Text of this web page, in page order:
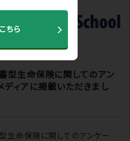
ちら
型生命保険に関してのアン
ディアに掲載いただきまし
生命保険に関してのアンケー